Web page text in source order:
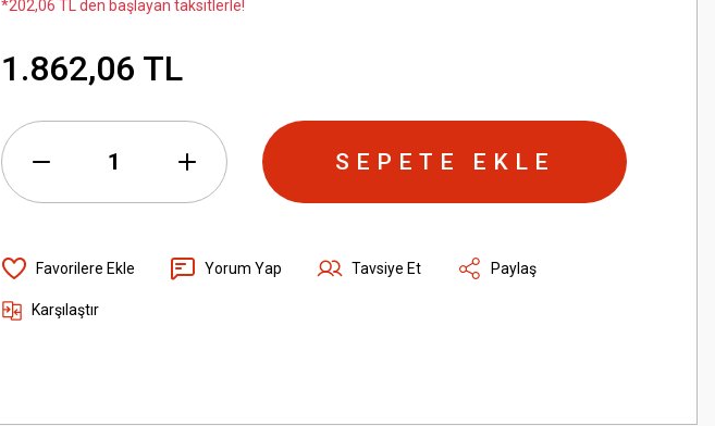
*202,06 TL den başlayan taksitlerle!
1.862,06 TL
SEPETE EKLE
Yorum Yap Tavsiye Et Paylaş
Karşılaştır